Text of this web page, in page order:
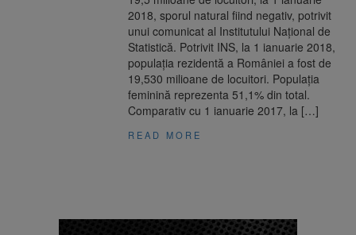
2018, sporul natural fiind negativ, potrivit
unui comunicat al Institutului Naţional de
Statistică. Potrivit INS, la 1 ianuarie 2018,
populaţia rezidentă a României a fost de
19,530 milioane de locuitori. Populaţia
feminină reprezenta 51,1% din total.
Comparativ cu 1 ianuarie 2017, la […]
READ MORE